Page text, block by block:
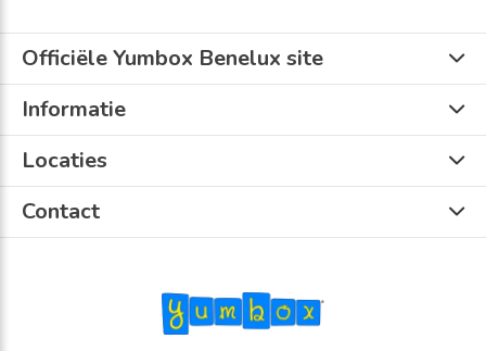
Officiële Yumbox Benelux site
Informatie
Locaties
Contact